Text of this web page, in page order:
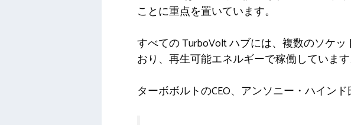
ことに重点を置いています。
すべての TurboVolt ハブには、複数のソケ
おり、再生可能エネルギーで稼働しています
ターボボルトのCEO、アンソニー・ハイン